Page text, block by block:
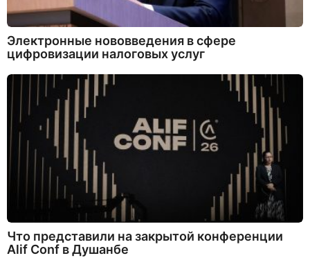
Электронные нововведения в сфере
цифровизации налоговых услуг
Что представили на закрытой конференции
Alif Conf в Душанбе